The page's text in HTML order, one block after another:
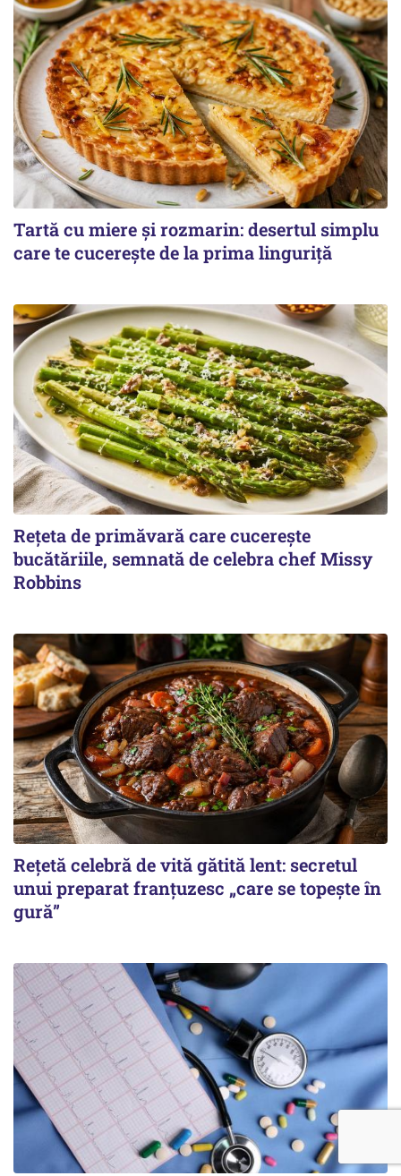
Tartă cu miere și rozmarin: desertul simplu
care te cucerește de la prima linguriță
Rețeta de primăvară care cucerește
bucătăriile, semnată de celebra chef Missy
Robbins
Rețetă celebră de vită gătită lent: secretul
unui preparat franțuzesc „care se topește în
gură”